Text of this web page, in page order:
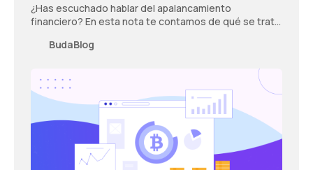
¿Has escuchado hablar del apalancamiento
financiero? En esta nota te contamos de qué se trata
BudaBlog